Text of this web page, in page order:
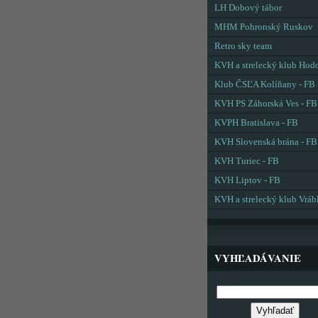
LH Dobový tábor
MHM Pohronský Ruskov
Retro sky team
KVH a strelecký klub
Klub ČSĽA Kolíňany - FB
KVH PS Záhorská Ves - FB
KVPH Bratislava - FB
KVH Slovenská brána - FB
KVH Turiec - FB
KVH Liptov - FB
KVH a strelecký klub
VYHĽADÁVANIE